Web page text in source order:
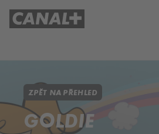
ZPĚT NA PŘEHLED
GOLDIE